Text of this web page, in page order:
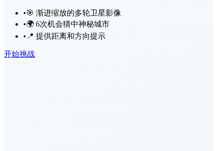
•🎯 渐进缩放的多轮卫星影像
•🌍 6次机会猜中神秘城市
• 📍 提供距离和方向提示
开始挑战